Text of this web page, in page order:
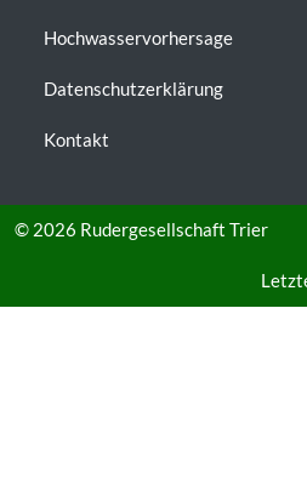
Hochwasservorhersage
Datenschutzerklärung
Kontakt
© 2026 Rudergesellschaft Trier